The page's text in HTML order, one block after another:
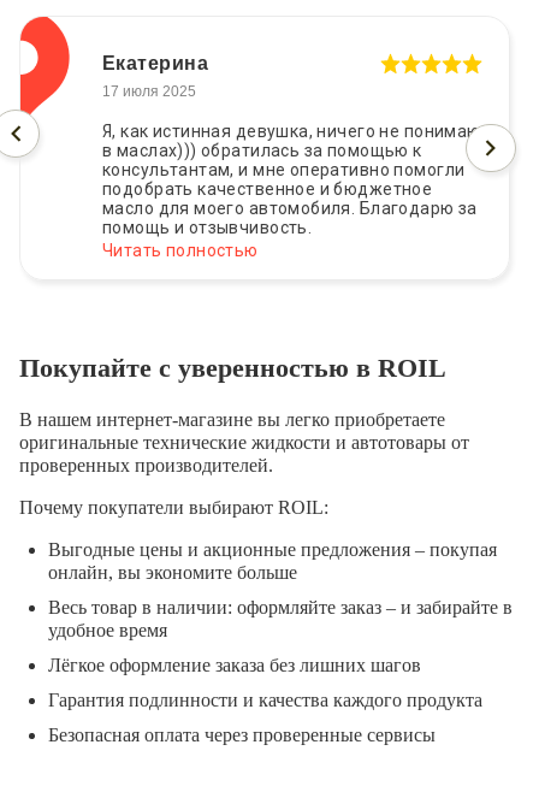
Екатерина
17 июля 2025
Я, как истинная девушка, ничего не понимаю
в маслах))) обратилась за помощью к
консультантам, и мне оперативно помогли
подобрать качественное и бюджетное
масло для моего автомобиля. Благодарю за
помощь и отзывчивость.
Читать полностью
Покупайте с уверенностью в ROIL
В нашем интернет-магазине вы легко приобретаете
оригинальные технические жидкости и автотовары от
проверенных производителей.
Почему покупатели выбирают ROIL:
Выгодные цены и акционные предложения – покупая
онлайн, вы экономите больше
Весь товар в наличии: оформляйте заказ – и забирайте в
удобное время
Лёгкое оформление заказа без лишних шагов
Гарантия подлинности и качества каждого продукта
Безопасная оплата через проверенные сервисы